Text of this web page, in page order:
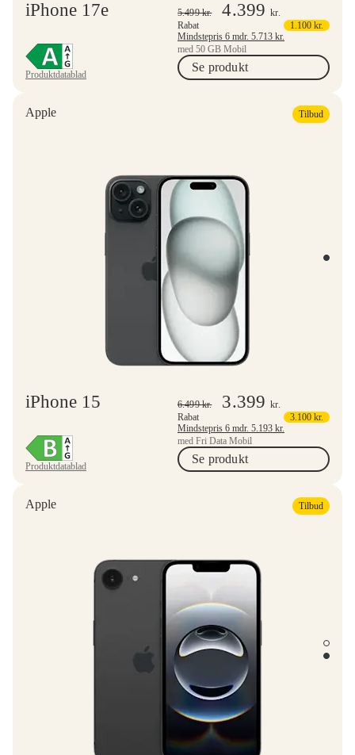
iPhone 17e
Produktdatablad
5.499kr. 4.399kr.
Rabat
1.100 kr.
Mindstepris 6 mdr. 5.713 kr.
med 50 GB Mobil
Se produkt
Apple Tilbud
iPhone 15
Produktdatablad
6.499kr. 3.399kr.
Rabat
3.100 kr.
Mindstepris 6 mdr. 5.193 kr.
med Fri Data Mobil
Se produkt
Apple Tilbud